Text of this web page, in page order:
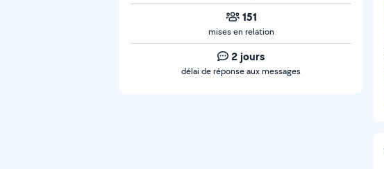
151
mises en relation
2 jours
délai de réponse aux messages